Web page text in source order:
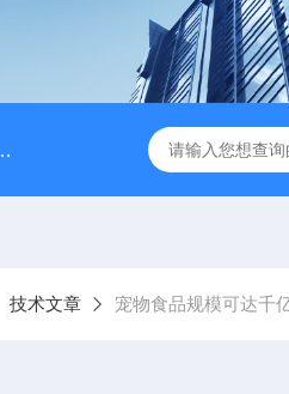
Rapid TA+质构仪 肌肉嫩度仪
技术文章 宠物食品规模可达千